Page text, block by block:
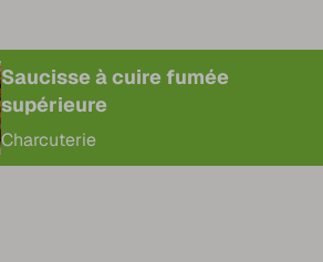
Saucisse à cuire fumée
supérieure
Charcuterie